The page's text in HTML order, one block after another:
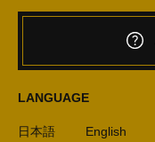
LANGUAGE
日本語 English